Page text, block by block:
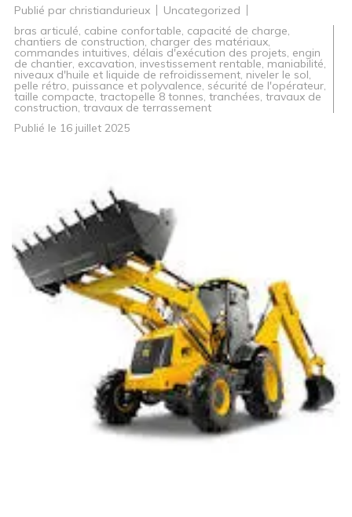
Publié par christiandurieux
Uncategorized
bras articulé, cabine confortable, capacité de charge,
chantiers de construction, charger des matériaux,
commandes intuitives, délais d'exécution des projets, engin
de chantier, excavation, investissement rentable, maniabilité,
niveaux d'huile et liquide de refroidissement, niveler le sol,
pelle rétro, puissance et polyvalence, sécurité de l'opérateur,
taille compacte, tractopelle 8 tonnes, tranchées, travaux de
construction, travaux de terrassement
Publié le 16 juillet 2025